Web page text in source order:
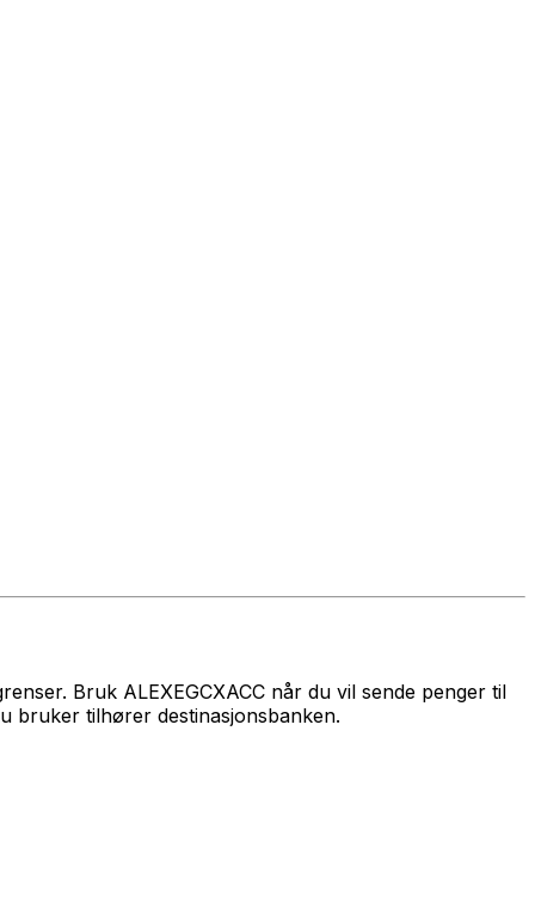
Bruk ALEXEGCXACC når du vil sende penger til
bruker tilhører destinasjonsbanken.